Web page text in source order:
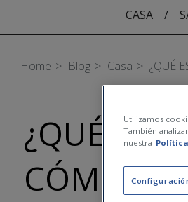
CASA /
Home Blog Casa ¿QUÉ
¿QUÉ ES
CÓMO
Utilizamos
También
nuestra